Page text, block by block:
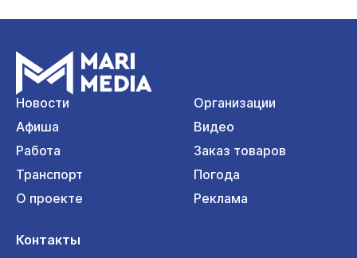
Новости
Организации
Афиша
Видео
Работа
Заказ товаров
Транспорт
Погода
О проекте
Реклама
Контакты